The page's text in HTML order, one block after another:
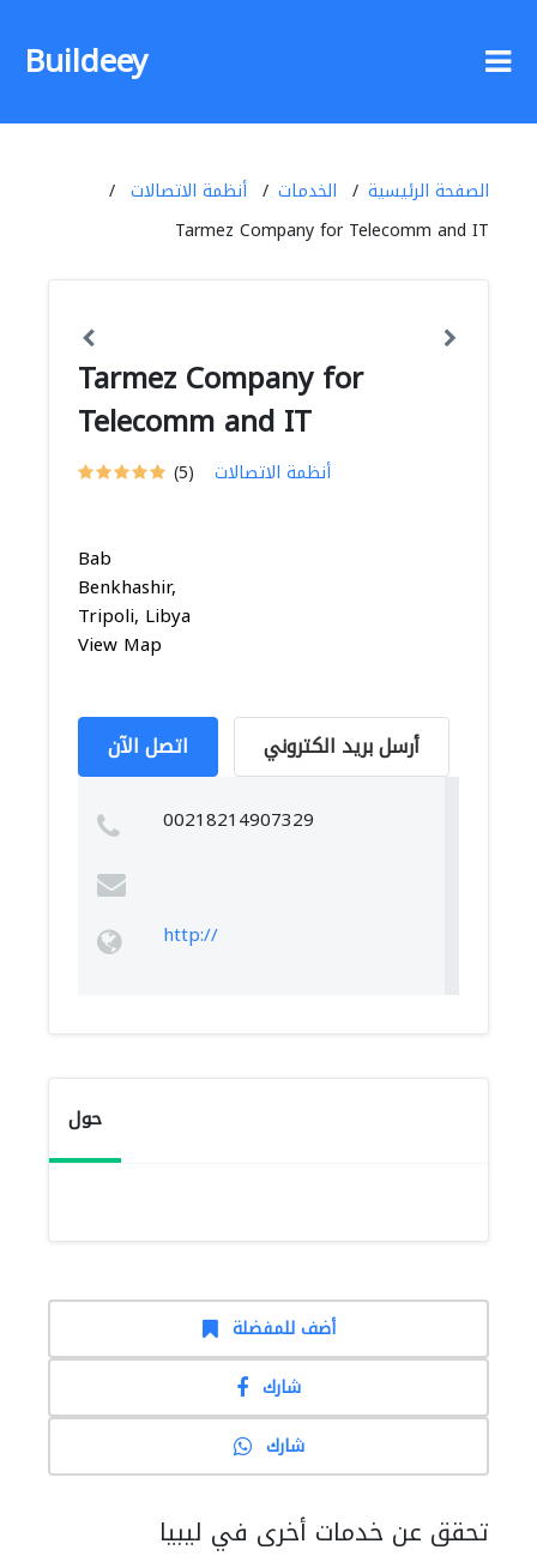
Buildeey
الصفحة الرئيسية الخدمات
أنظمة الاتصالات
Tarmez Company for Telecomm and IT
Tarmez Company for
Telecomm and IT
(5) أنظمة الاتصالات
Bab
Benkhashir,
Tripoli, Libya
View Map
اتصل الآن أرسل بريد الكتروني
00218214907329
http://
حول
أضف للمفضلة
شارك
شارك
تحقق عن خدمات أخرى في ليبيا